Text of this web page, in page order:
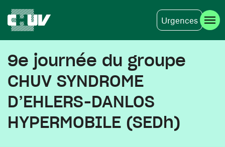
Urgences
9e journée du groupe
CHUV SYNDROME
D’EHLERS-DANLOS
HYPERMOBILE (SEDh)